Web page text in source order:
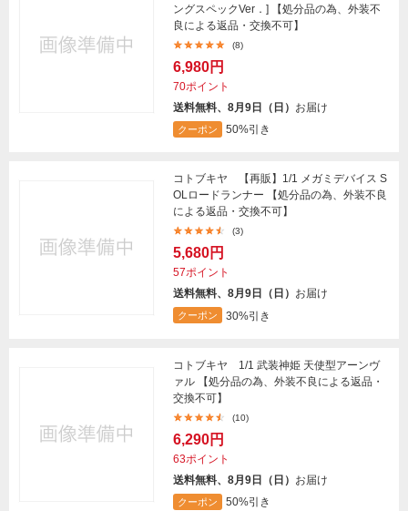
ングスペックVer．] 【処分品の為、外装不
良による返品・交換不可】
(8)
6,980円
70ポイント
送料無料、8月9日（日） お届け
クーポン 50%引き
コトブキヤ 【再販】1/1 メガミデバイス S
OLロードランナー 【処分品の為、外装不良
による返品・交換不可】
(3)
5,680円
57ポイント
送料無料、8月9日（日） お届け
クーポン 30%引き
コトブキヤ 1/1 武装神姫 天使型アーンヴ
ァル 【処分品の為、外装不良による返品・
交換不可】
(10)
6,290円
63ポイント
送料無料、8月9日（日） お届け
クーポン 50%引き